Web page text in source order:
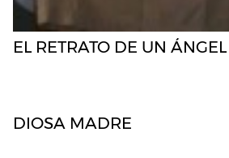
EL RETRATO DE UN ÁNGEL
DIOSA MADRE